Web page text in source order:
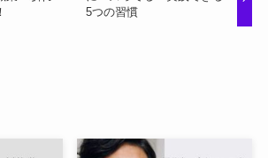
5つの習慣